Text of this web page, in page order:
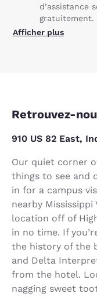
d’assistance
gratuitement.
Afficher plus
Retrouvez-
910 US 82 East,
Our quiet corner
things to see and
in for a campus
nearby
location off of
in no time. If
the history of the
and Delta
from the hotel.
nagging sweet